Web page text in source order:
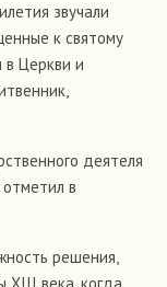
звучали
к святому
в Церкви и
деятеля
в
решения,